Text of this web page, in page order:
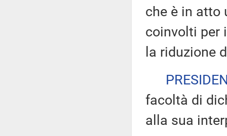
che è in atto
coinvolti per
la riduzione
facoltà di
alla sua